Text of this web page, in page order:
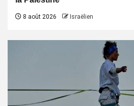
8 août 2026 Israëlien